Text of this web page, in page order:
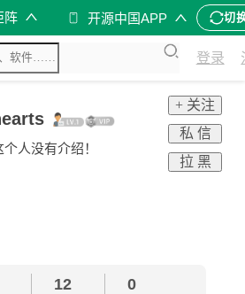
阵 开源中国APP 切
登录
个人没有介绍！
+ 关注
私 信
拉 黑
12 0